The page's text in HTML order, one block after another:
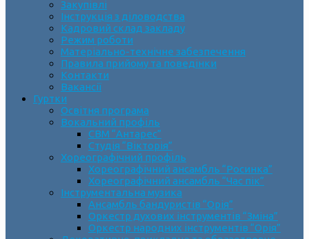
Закупівлі
Інструкція з діловодства
Кадровий склад закладу
Режим роботи
Матеріально-технічне забезпечення
Правила прийому та поведінки
Контакти
Вакансії
Гуртки
Освітня програма
Вокальний профіль
СВМ “Антарес”
Студія “Вікторія”
Хореографічний профіль
Хореографічний ансамбль “Росинка”
Хореографічний ансамбль “Час пік”
Інструментальна музика
Ансамбль бандуристів “Орія”
Оркестр духових інструментів “Зміна”
Оркестр народних інструментів “Орія”